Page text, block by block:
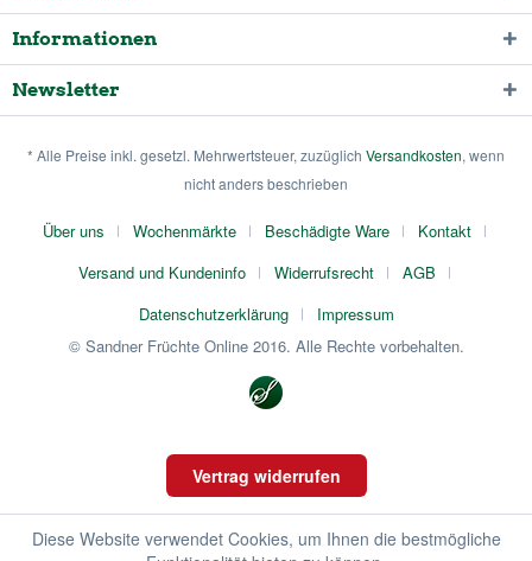
Informationen
Newsletter
* Alle Preise inkl. gesetzl. Mehrwertsteuer, zuzüglich Versandkosten, wenn
nicht anders beschrieben
Über uns Wochenmärkte Beschädigte Ware
Kontakt
Versand und Kundeninfo
Widerrufsrecht
AGB
Datenschutzerklärung
Impressum
© Sandner Früchte Online 2016. Alle Rechte vorbehalten.
Vertrag widerrufen
Diese Website verwendet Cookies, um Ihnen die bestmögliche